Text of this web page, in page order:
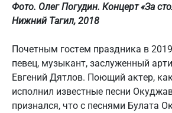
Фото. Олег Погудин. Концерт «За
Нижний Тагил, 2018
Почетным гостем праздника в
певец, музыкант, заслуженный
Евгений Дятлов. Поющий актер,
исполнил известные песни
признался, что с песнями Булата